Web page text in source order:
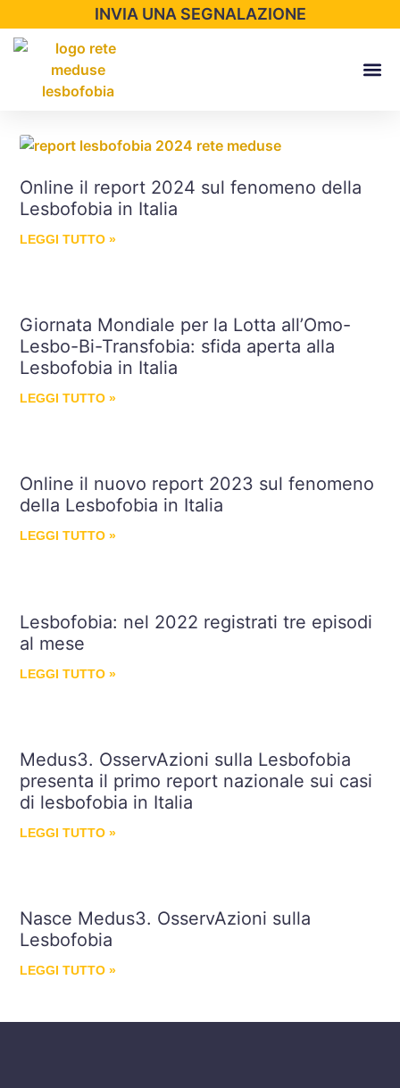
INVIA UNA SEGNALAZIONE
Online il report 2024 sul fenomeno della
Lesbofobia in Italia
LEGGI TUTTO »
Giornata Mondiale per la Lotta all’Omo-
Lesbo-Bi-Transfobia: sfida aperta alla
Lesbofobia in Italia
LEGGI TUTTO »
Online il nuovo report 2023 sul fenomeno
della Lesbofobia in Italia
LEGGI TUTTO »
Lesbofobia: nel 2022 registrati tre episodi
al mese
LEGGI TUTTO »
Medus3. OsservAzioni sulla Lesbofobia
presenta il primo report nazionale sui casi
di lesbofobia in Italia
LEGGI TUTTO »
Nasce Medus3. OsservAzioni sulla
Lesbofobia
LEGGI TUTTO »